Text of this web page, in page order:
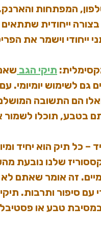
המפתחות
ייחודית
ייחודי וישמר את
: תיקי הגב
גם לשימוש
הם התשובה
בטבע, תוכלו
– כל תיק הוא יחיד
שלנו נובעת
זה אומר שאתם
עם סיפור ותרבות.
טבע או